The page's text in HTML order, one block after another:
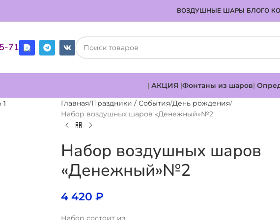
ВОЗДУШНЫЕ ШАРЫ БЛОГО
71
| АКЦИЯ |Фонтаны из шаров|
Главная Праздники / События День рождения
Набор воздушных шаров «Денежный»№2
Набор воздушных шаров
«Денежный»№2
4 420₽
Набор состоит из: